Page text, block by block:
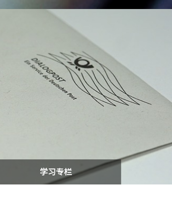
学习专栏